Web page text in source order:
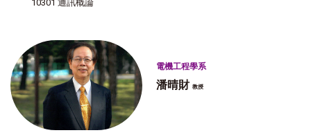
10301 通訊概論
電機工程學系
潘晴財 教授